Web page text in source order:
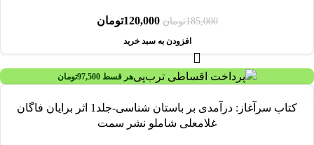
185,000تومان 120,000تومان
افزودن به سبد خرید
هر قسط 97,500تومان
کتاب سرآغاز: درآمدی بر باستان شناسی-جلد1 اثر برایان فاگان
غلامعلی شاملو نشر سمت